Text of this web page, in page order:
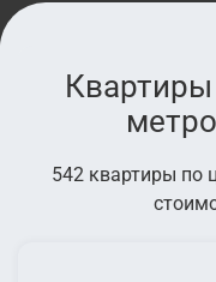
Квартиры
542 квартиры по